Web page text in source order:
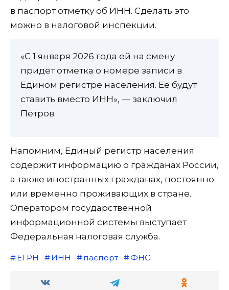
в паспорт отметку об ИНН. Сделать это
можно в налоговой инспекции.
«С 1 января 2026 года ей на смену
придет отметка о номере записи в
Едином регистре населения. Ее будут
ставить вместо ИНН», — заключил
Петров.
Напомним, Единый регистр населения
содержит информацию о гражданах России,
а также иностранных гражданах, постоянно
или временно проживающих в стране.
Оператором государственной
информационной системы выступает
Федеральная налоговая служба.
ЕГРН ИНН паспорт ФНС